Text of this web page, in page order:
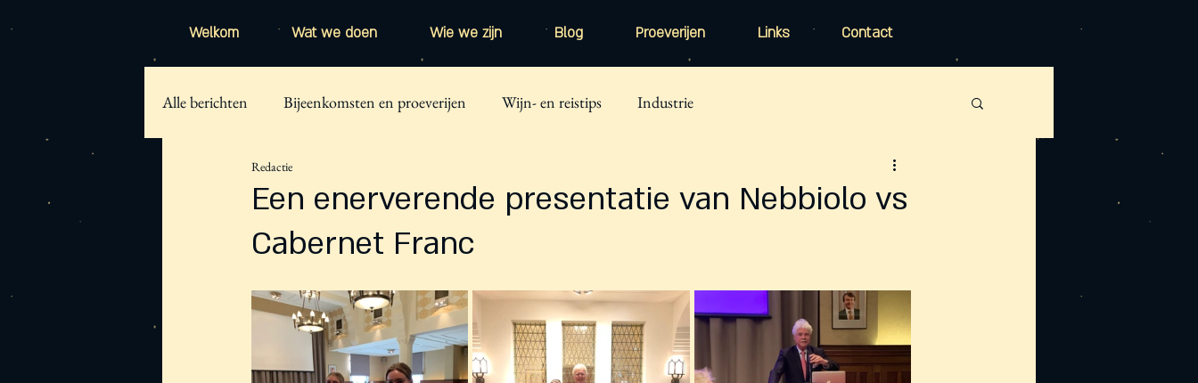
Welkom Wat we doen Wie we zijn Blog Proeverijen Links Contact
Alle berichten Bijeenkomsten en proeverijen Wijn- en reistips Industrie
Een enerverende presentatie van Nebbiolo vs
Cabernet Franc
Redactie